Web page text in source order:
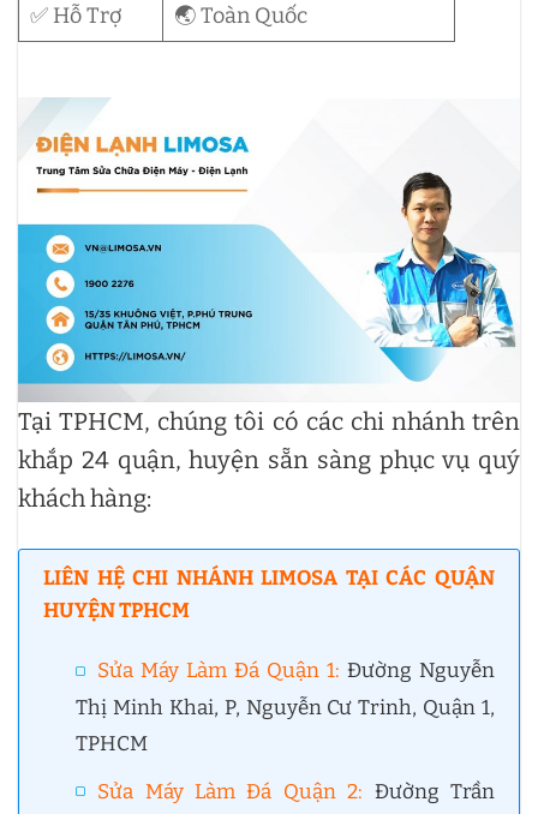
✅ Hỗ Trợ
🌏 Toàn Quốc
Tại TPHCM, chúng tôi có các chi nhánh trên
khắp 24 quận, huyện sẵn sàng phục vụ quý
khách hàng:
LIÊN HỆ CHI NHÁNH LIMOSA TẠI CÁC QUẬN
HUYỆN TPHCM
Sửa Máy Làm Đá Quận 1: Đường Nguyễn
Thị Minh Khai, P, Nguyễn Cư Trinh, Quận 1,
TPHCM
Sửa Máy Làm Đá Quận 2: Đường Trần